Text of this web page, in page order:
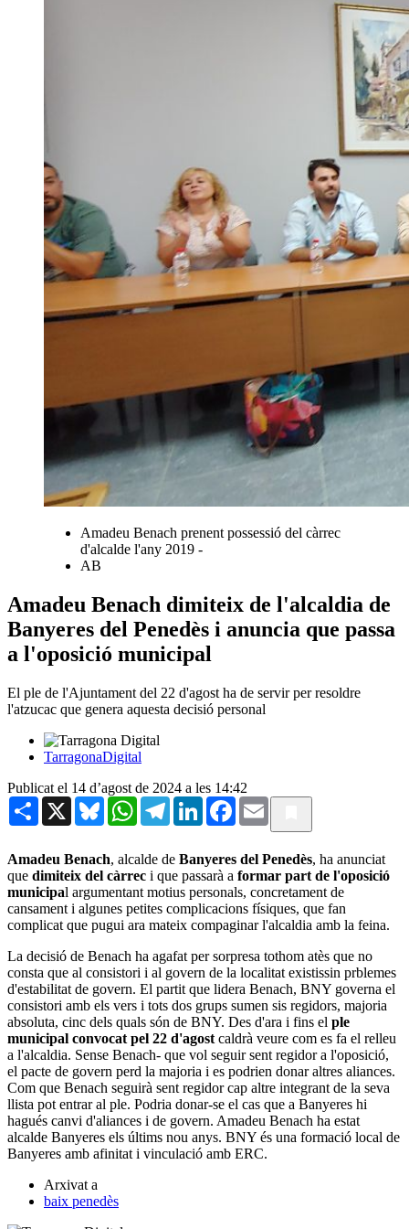
Amadeu Benach prenent possessió del càrrec
d'alcalde l'any 2019 -
AB
Amadeu Benach dimiteix de l'alcaldia de
Banyeres del Penedès i anuncia que passa
a l'oposició municipal
El ple de l'Ajuntament del 22 d'agost ha de servir per resoldre
l'atzucac que genera aquesta decisió personal
TarragonaDigital
Publicat el 14 d’agost de 2024 a les 14:42
Share X BlueskyWhatsAppTelegramLinkedInFacebook
Email
Amadeu Benach, alcalde de Banyeres del Penedès, ha anunciat
que dimiteix del càrrec i que passarà a formar part de l'oposició
municipal argumentant motius personals, concretament de
cansament i algunes petites complicacions físiques, que fan
complicat que pugui ara mateix compaginar l'alcaldia amb la feina.
La decisió de Benach ha agafat per sorpresa tothom atès que no
consta que al consistori i al govern de la localitat existissin prblemes
d'estabilitat de govern. El partit que lidera Benach, BNY governa el
consistori amb els vers i tots dos grups sumen sis regidors, majoria
absoluta, cinc dels quals són de BNY. Des d'ara i fins el ple
municipal convocat pel 22 d'agost caldrà veure com es fa el relleu
a l'alcaldia. Sense Benach- que vol seguir sent regidor a l'oposició,
el pacte de govern perd la majoria i es podrien donar altres aliances.
Com que Benach seguirà sent regidor cap altre integrant de la seva
llista pot entrar al ple. Podria donar-se el cas que a Banyeres hi
hagués canvi d'aliances i de govern. Amadeu Benach ha estat
alcalde Banyeres els últims nou anys. BNY és una formació local de
Banyeres amb afinitat i vinculació amb ERC.
Arxivat a
baix penedès